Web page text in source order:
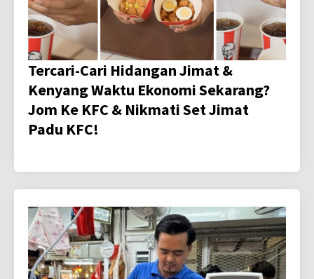
Tercari-Cari Hidangan Jimat &
Kenyang Waktu Ekonomi Sekarang?
Jom Ke KFC & Nikmati Set Jimat
Padu KFC!